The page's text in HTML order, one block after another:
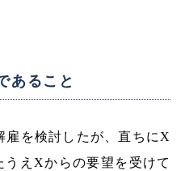
あること
を検討したが、直ちにX
えXからの要望を受けて